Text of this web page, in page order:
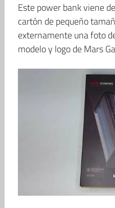
Este power bank viene
cartón de pequeño
externamente una foto
modelo y logo de Mars